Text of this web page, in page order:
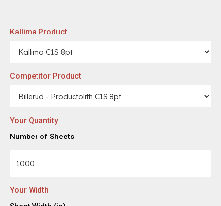
Kallima Product
Competitor Product
Your Quantity
Number of Sheets
Your Width